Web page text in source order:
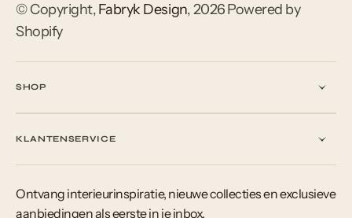
© Copyright,Fabryk Design,2026Powered by
Shopify
SHOP
KLANTENSERVICE
Ontvang interieurinspiratie, nieuwe collecties en exclusieve
aanbiedingen als eerste in je inbox.